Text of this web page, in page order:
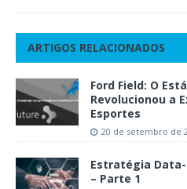
ARTIGOS RELACIONADOS
Ford Field: O
Revolucionou a
Esportes
20 de setembro de
Estratégia Data-
– Parte 1